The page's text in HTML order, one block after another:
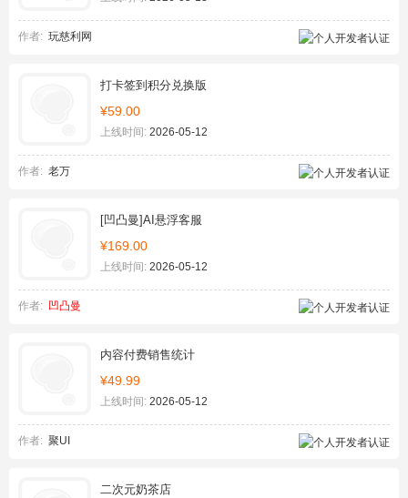
作者: 玩慈利网
打卡签到积分兑换版
¥59.00
上线时间: 2026-05-12
作者: 老万
[凹凸曼]AI悬浮客服
¥169.00
上线时间: 2026-05-12
作者: 凹凸曼
内容付费销售统计
¥49.99
上线时间: 2026-05-12
作者: 聚UI
二次元奶茶店